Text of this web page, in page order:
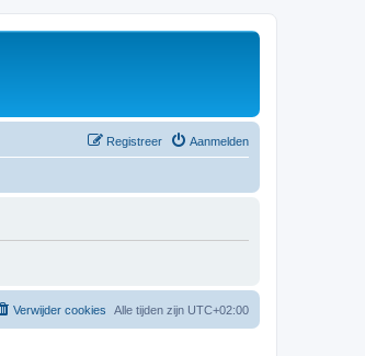
Aanmelden
Registreer
Alle tijden zijn UTC+02:00
Verwijder cookies